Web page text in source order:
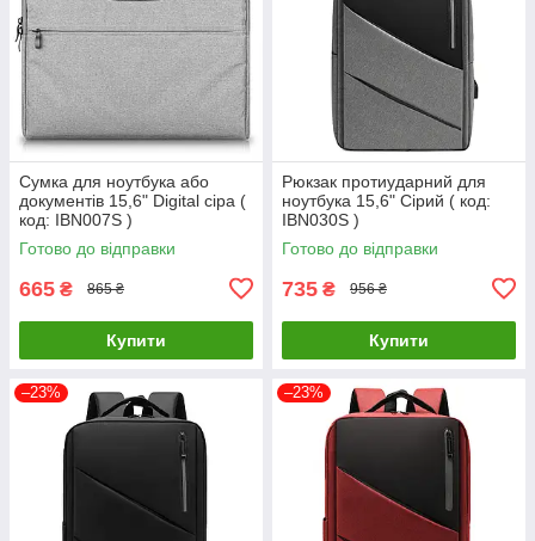
Сумка для ноутбука або
документів 15,6" Digital сіра (
код: IBN007S )
Готово до відправки
665 ₴ 865 ₴
Купити
Рюкзак протиударний для
ноутбука 15,6" Сірий ( код:
IBN030S )
Готово до відправки
735 ₴ 956 ₴
Купити
–23% –23%